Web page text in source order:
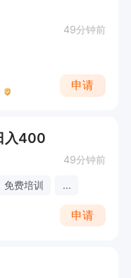
49分钟前
申请
入400
49分钟前
免费培训 ...
申请